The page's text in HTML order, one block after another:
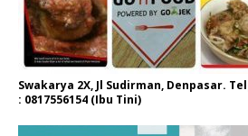
Swakarya 2X, Jl Sudirman, Denpasar.
: 0817556154 (Ibu Tini)